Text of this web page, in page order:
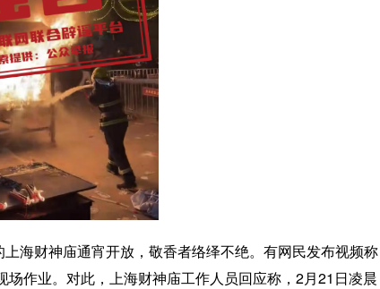
海财神庙通宵开放，敬香者络绎不绝。有网民发布视频
场作业。对此，上海财神庙工作人员回应称，2月21日凌